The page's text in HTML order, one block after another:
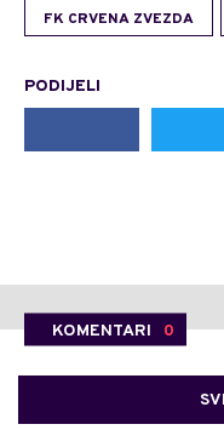
FK CRVENA ZVEZDA
PODIJELI
KOMENTARI 0